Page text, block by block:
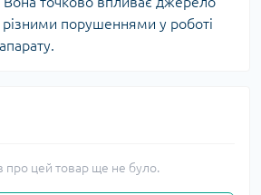
порушеннями у роботі
про цей товар ще не було.